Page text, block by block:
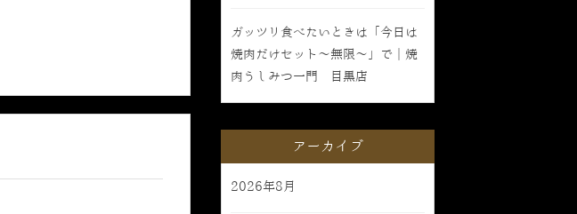
ガッツリ食べたいときは「今日は
焼肉だけセット〜無限〜」で｜焼
肉うしみつ一門 目黒店
アーカイブ
2026年8月